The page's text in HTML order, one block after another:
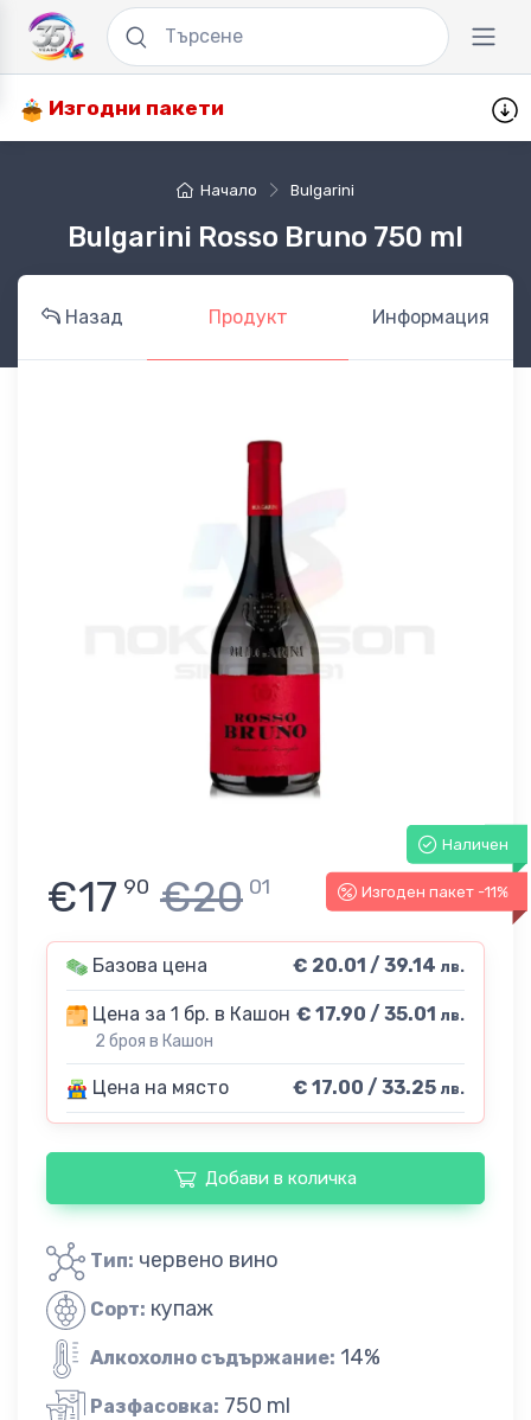
Изгодни пакети
Начало Bulgarini
Bulgarini Rosso Bruno 750 ml
Назад Продукт Информация
Наличен
Изгоден пакет -11%
€17 90 €20 01
Базова цена € 20.01 / 39.14 лв.
Цена за 1 бр. в Кашон
2 броя в Кашон
€ 17.90 / 35.01 лв.
Цена на място € 17.00 / 33.25 лв.
Добави в количка
Тип: червено вино
Сорт: купаж
Алкохолно съдържание: 14%
Разфасовка: 750 ml